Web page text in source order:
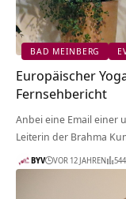
BAD MEINBERG
Europäischer
Fernsehbericht
Anbei eine Email einer
Leiterin der Brahma
BYV VOR 12 JAHREN